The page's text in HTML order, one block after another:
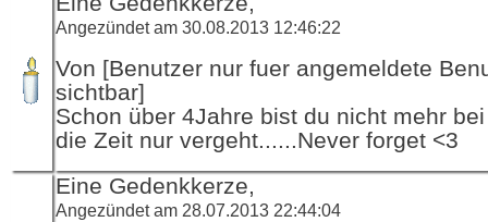
Angezündet am 30.08.2013 12:46:22
Von [Benutzer nur fuer angemeldete
sichtbar]
Schon über 4Jahre bist du nicht mehr
die Zeit nur vergeht......Never forget <3
Eine Gedenkkerze,
Angezündet am 28.07.2013 22:44:04